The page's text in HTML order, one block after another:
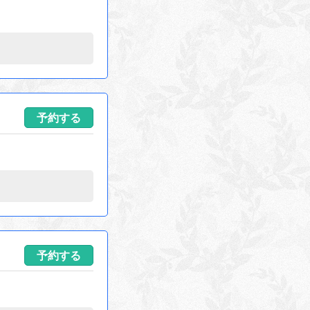
予約する
予約する